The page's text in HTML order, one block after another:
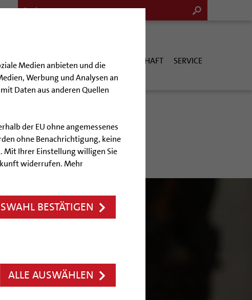
Medien anbieten und die
Werbung und Analysen an
Daten aus anderen Quellen
der EU ohne angemessenes
ohne Benachrichtigung, keine
Ihrer Einstellung willigen Sie
widerrufen. Mehr
BESTÄTIGEN
ALLE AUSWÄHLEN
BILDUNG & KULTUR KIRCHE & GESELLSCHAFT SERVICE